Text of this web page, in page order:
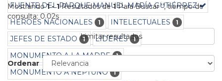
FUENTE DEL PARQUE MANUEL MARÍA GUTIÉRREZ
HÉROES NACIONALES
1 INTELECTUALES 1
JEFES DE ESTADO 1 LÍDERES 1
MONUMENTO A LA MADRE 1
MONUMENTO A NEPTUNO 1
Mostrando1 - 1Resultados de1Para Buscar '', tiempo de
consulta: 0.02s
Limitar resultados
Ordenar